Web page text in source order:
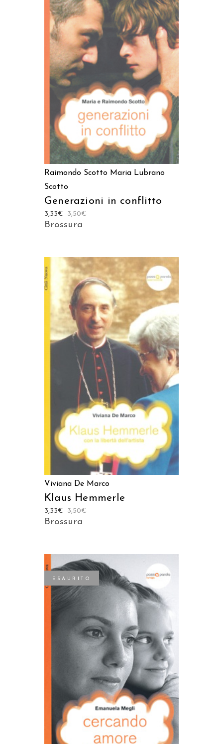
AGGIUNGI AL CARRELLO
Raimondo Scotto Maria Lubrano
Scotto
Generazioni in conflitto
3,50€
3,33€
Brossura
AGGIUNGI AL CARRELLO
Viviana De Marco
Klaus Hemmerle
3,50€
3,33€
Brossura
ESAURITO
LEGGI TUTTO